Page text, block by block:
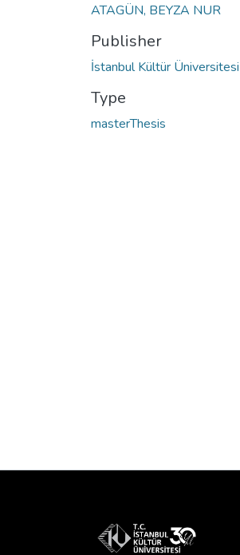
ATAGÜN, BEYZA NUR
Publisher
İstanbul Kültür Üniversitesi
Type
masterThesis